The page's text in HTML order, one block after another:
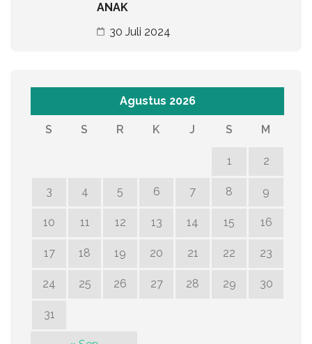
ANAK
30 Juli 2024
Agustus 2026
S S R K J S M
1 2
3 4 5 6 7 8 9
10 11 12 13 14 15 16
17 18 19 20 21 22 23
24 25 26 27 28 29 30
31